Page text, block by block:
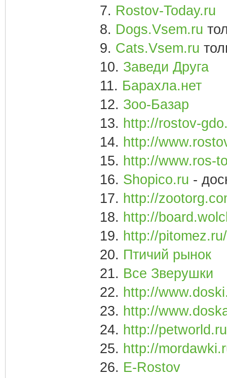
7. Rostov-Today.ru
8. Dogs.Vsem.ru
9. Cats.Vsem.ru
10. Заведи Друга
11. Барахла.нет
12. Зоо-Базар
13. http://rostov-
14. http://
15. http://www.ros-
16. Shopico.ru -
17. http://
18. http://
19. http://pitomez.ru/
20. Птичий рынок
21. Все Зверушки
22. http://
23. http://
24. http://
25. http://
26. E-Rostov